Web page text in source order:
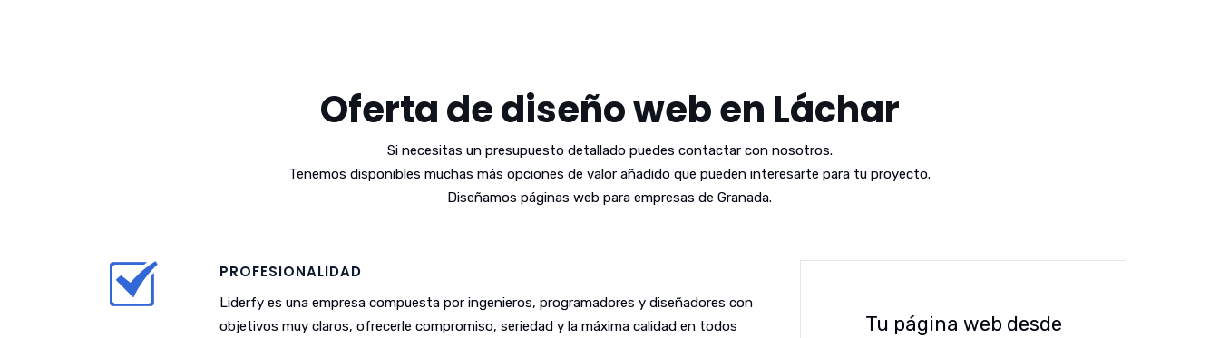
Oferta de diseño web en Láchar
Si necesitas un presupuesto detallado puedes contactar con nosotros.
Tenemos disponibles muchas más opciones de valor añadido que pueden interesarte para tu proyecto.
Diseñamos páginas web para empresas de Granada.
PROFESIONALIDAD
Liderfy es una empresa compuesta por ingenieros, programadores y diseñadores con
objetivos muy claros, ofrecerle compromiso, seriedad y la máxima calidad en todos
Tu página web desde